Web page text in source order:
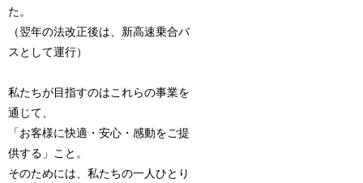
た。
（翌年の法改正後は、新高速乗合バ
スとして運行）
私たちが目指すのはこれらの事業を
通じて、
「お客様に快適・安心・感動をご提
供する」こと。
そのためには、私たちの一人ひとり